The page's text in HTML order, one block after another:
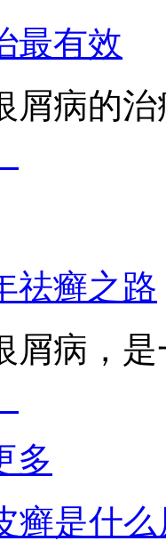
最有效
屑病的
祛癣之路
屑病，
多
癣是什